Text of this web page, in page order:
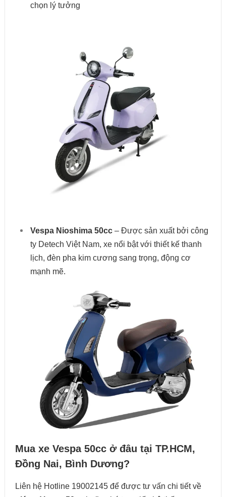
chọn lý tưởng
Vespa Nioshima 50cc– Được sản xuất bởi công
ty Detech Việt Nam, xe nổi bật với thiết kế thanh
lịch, đèn pha kim cương sang trọng, động cơ
mạnh mẽ.
Mua xe Vespa 50cc ở đâu tại TP.HCM,
Đồng Nai, Bình Dương?
Liên hệ Hotline 19002145 để được tư vấn chi tiết về